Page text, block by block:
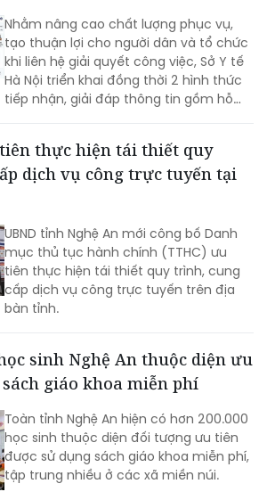
Nhằm nâng cao chất lượng phục vụ,
tạo thuận lợi cho người dân và tổ chức
khi liên hệ giải quyết công việc, Sở Y tế
Hà Nội triển khai đồng thời 2 hình thức
tiếp nhận, giải đáp thông tin gồm hỗ
thực hiện tái thiết quy
dịch vụ công trực tuyến tại
UBND tỉnh Nghệ An mới công bố Danh
mục thủ tục hành chính (TTHC) ưu
tiên thực hiện tái thiết quy trình, cung
cấp dịch vụ công trực tuyến trên địa
bàn tỉnh.
sinh Nghệ An thuộc diện ưu
giáo khoa miễn phí
Toàn tỉnh Nghệ An hiện có hơn 200.000
học sinh thuộc diện đối tượng ưu tiên
được sử dụng sách giáo khoa miễn phí,
tập trung nhiều ở các xã miền núi.